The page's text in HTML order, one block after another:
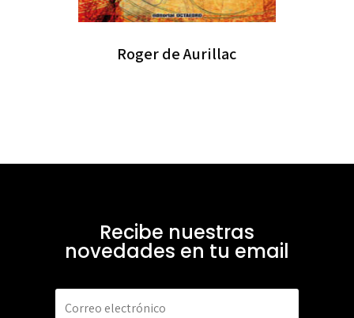
Roger de Aurillac
Recibe nuestras
novedades en tu email